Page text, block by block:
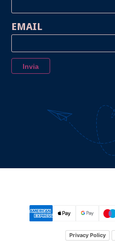
EMAIL
Privacy Policy